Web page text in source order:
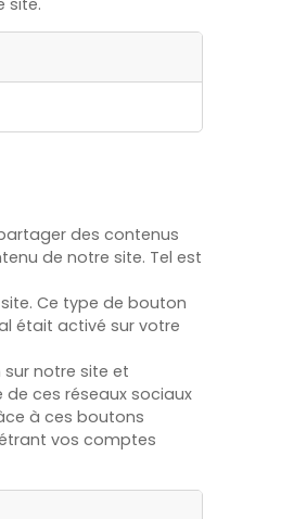
des contenus
de notre site. Tel est
Ce type de bouton
était activé sur votre
notre site et
ces réseaux sociaux
à ces boutons
vos comptes